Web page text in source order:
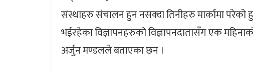
संस्थाहरु संचालन हुन नसक्दा तिनीहरु मार्कामा
भईरहेका विज्ञापनहरुको विज्ञापनदातासँग एक
अर्जुन मण्डलले बताएका छन ।